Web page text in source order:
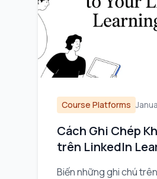
Course Platforms
Cách Ghi Chép
trên LinkedIn
Biến những ghi chú